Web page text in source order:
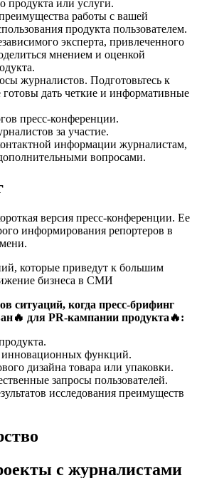
продукта или услуги.
работы с вашей
продукта пользователем.
эксперта, привлеченного
мнением и оценкой
журналистов. Подготовьтесь к
готовы дать четкие и информативные
пресс-конференции.
за участие.
информации журналистам,
вопросами.
версия пресс-конференции. Ее
информирования репортеров в
ситуаций, когда пресс-брифинг
для PR-кампании продукта🔥:
инновационных функций.
дизайна товара или упаковки.
запросы пользователей.
исследования преимуществ
с журналистами